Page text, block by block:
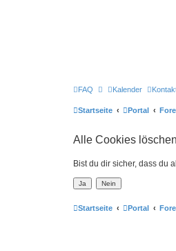
FAQ Kalender
Startseite Portal
Alle Cookies löschen
Bist du dir sicher, dass du
Startseite Portal